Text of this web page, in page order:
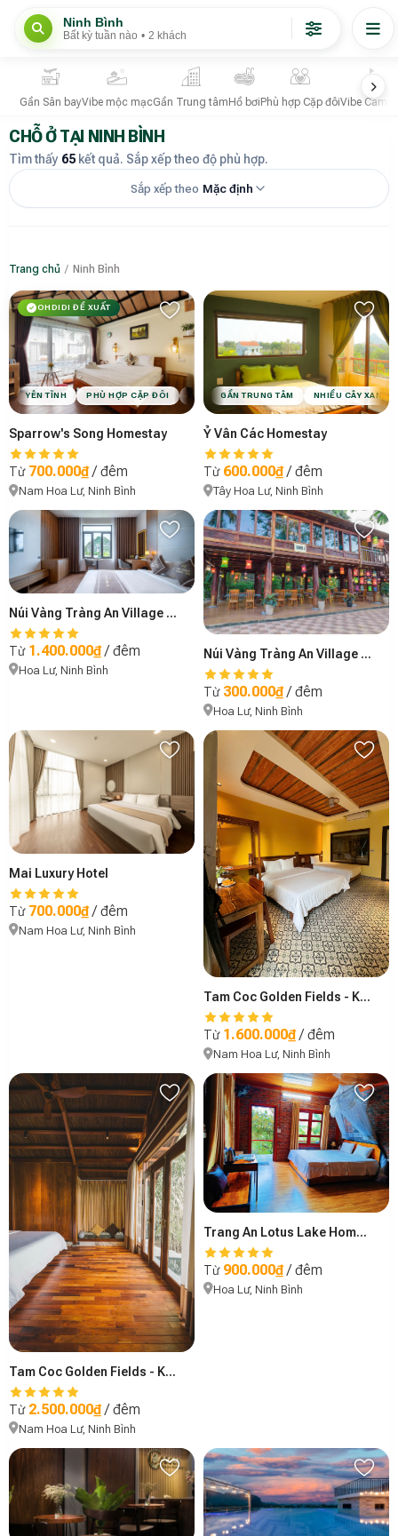
Ninh Bình
Bất kỳ tuần nào • 2 khách
Gần Sân bayVibe mộc mạcGần Trung tâm Hồ bơi Phù hợp Cặp đôiVibe
CHỖ Ở TẠI NINH BÌNH
Tìm thấy 65 kết quả. Sắp xếp theo độ phù hợp.
Sắp xếp theo Mặc định
Trang chủ / Ninh Bình
OHDIDI ĐỀ XUẤT
YÊN TĨNH PHÙ HỢP CẶP ĐÔI PHÙ HỢP GIA ĐÌNH VIBE MINIMAL
Sparrow's Song Homestay
Từ 700.000₫/ đêm
Nam Hoa Lư, Ninh Bình
GẦN TRUNG TÂM NHIỀU CÂY XANH
Ỷ Vân Các Homestay
Từ 600.000₫/ đêm
Tây Hoa Lư, Ninh Bình
Núi Vàng Tràng An Village Rerort & Spa - Hotel Building
Từ 1.400.000₫/ đêm
Hoa Lư, Ninh Bình
Núi Vàng Tràng An Village Rerort & Spa - Community Stilt House
Từ 300.000₫/ đêm
Hoa Lư, Ninh Bình
Mai Luxury Hotel
Từ 700.000₫/ đêm
Nam Hoa Lư, Ninh Bình
Tam Coc Golden Fields - Khu B
Từ 1.600.000₫/ đêm
Nam Hoa Lư, Ninh Bình
Tam Coc Golden Fields - Khu A
Từ 2.500.000₫/ đêm
Nam Hoa Lư, Ninh Bình
Trang An Lotus Lake Homestay
Từ 900.000₫/ đêm
Hoa Lư, Ninh Bình